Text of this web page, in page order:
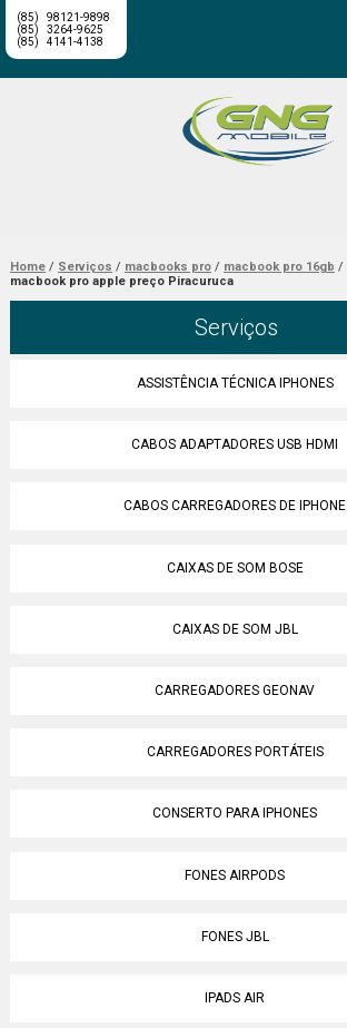
(85)
98121-9898
(85)
3264-9625
(85)
4141-4138
Home Serviços macbooks pro
macbook pro 16gb
macbook pro apple preço Piracuruca
Serviços
ASSISTÊNCIA TÉCNICA IPHONES
CABOS ADAPTADORES USB HDMI
CABOS CARREGADORES DE IPHONE
CAIXAS DE SOM BOSE
CAIXAS DE SOM JBL
CARREGADORES GEONAV
CARREGADORES PORTÁTEIS
CONSERTO PARA IPHONES
FONES AIRPODS
FONES JBL
IPADS AIR